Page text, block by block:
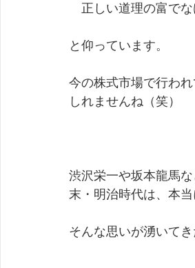
正しい道理の富でな
と仰っています。
今の株式市場で行わ
しれませんね（笑）
渋沢栄一や坂本龍馬
末・明治時代は、本
そんな思いが湧いてき